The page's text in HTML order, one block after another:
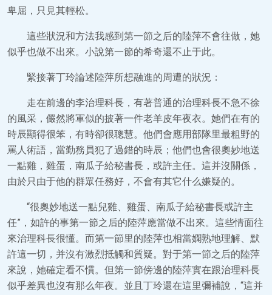
卑屈，只見其輕松。
這些狀況和方法我感到第一節之后的陸萍不會往做，她
似乎也做不出來。小說第一節的希奇還不止于此。
緊接著丁玲論述陸萍所想融進的周遭的狀況：
走在前邊的李治理科長，有著普通的治理科長不急不徐
的風采，儼然將軍似的披著一件老羊皮年夜衣。她們在有的
時辰顯得很笨，有時卻很聰慧。他們會應用部隊里最粗野的
罵人術語，當勤務員犯了過錯的時辰；他們也會很奧妙地送
一點雞，雞蛋，南瓜子給秘書長，或許主任。這并沒關係，
由於只由于他的群眾任務好，不會有其它什么嫌疑的。
“很奧妙地送一點兒雞、雞蛋、南瓜子給秘書長或許主
任”，如許的事第一節之后的陸萍應當做不出來。這些情面往
來治理科長很懂。而第一節里的陸萍也相當嫻熟地理解、默
許這一切，并沒有激烈抵觸和質疑。對于第一節之后的陸萍
來說，她確定看不慣。但第一節傍邊的陸萍實在跟治理科長
似乎差異也沒有那么年夜。並且丁玲還在這里彌補說，“這并